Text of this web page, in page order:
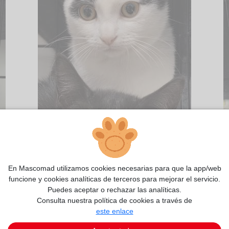
En Mascomad utilizamos cookies necesarias para que la app/web
funcione y cookies analíticas de terceros para mejorar el servicio.
Puedes aceptar o rechazar las analíticas.
Consulta nuestra política de cookies a través de
este enlace